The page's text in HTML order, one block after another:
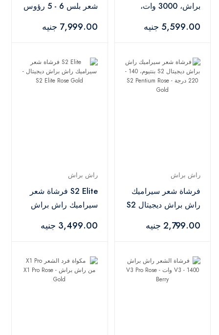
براش، 3000 وات،
5,599.00 جنيه
شعر بلس 6 - 5 رؤوس
- Plus 6 Airstyler
Navy
7,999.00 جنيه
راش براش
فرشاة شعر سيراميك
راش براش ديجيتال S2
درجة - S2 Pentium
2,799.00 جنيه
راش براش
S2 Elite فرشاة شعر
سيراميك راش براش
Rose Gold
3,499.00 جنيه